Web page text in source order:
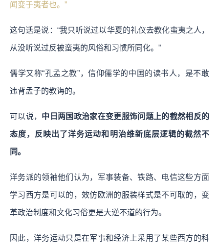
闻变于夷者也。”
这句话是说：“我只听说过以华夏的礼仪去教化蛮夷之人，
从没听说过反被蛮夷的风俗和习惯所同化。”
儒学又称“孔孟之教”，信仰儒学的中国的读书人，是不敢
违背孟子的教诲的。
可以说， 中日两国政治家在变更服饰问题上的截然相反的
态度，反映出了洋务运动和明治维新底层逻辑的截然不
同。
洋务派的领袖他们认为，军事装备、铁路、电信这些方面
学习西方是可以的，效仿欧洲的服装样式是不可取的，变
革政治制度和文化习俗更是大逆不道的行为。
因此，洋务运动只是在军事和经济上采用了某些西方的科